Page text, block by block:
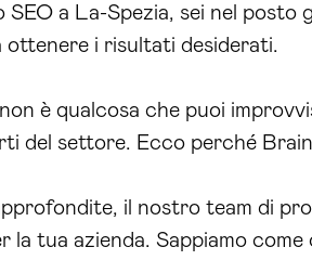
a La-Spezia, sei nel posto
i risultati desiderati.
non è qualcosa che puoi
del settore. Ecco perché
il nostro team di
la tua azienda. Sappiamo